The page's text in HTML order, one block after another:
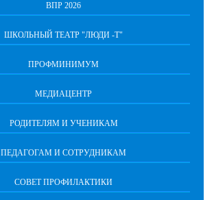
ВПР 2026
ШКОЛЬНЫЙ ТЕАТР "ЛЮДИ -Т"
ПРОФМИНИМУМ
МЕДИАЦЕНТР
РОДИТЕЛЯМ И УЧЕНИКАМ
ПЕДАГОГАМ И СОТРУДНИКАМ
СОВЕТ ПРОФИЛАКТИКИ